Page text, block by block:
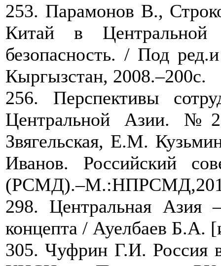
253. Парамонов В.,
Китай в Центральной
безопасность. / Под
Кыргызстан, 2008.–200с.
256. Перспективы
Центральной Азии.
Звягельская, Е.М.
Иванов. Российский
298. Центральная Азия
концепта / Ауелбаев Б.А.
305. Чуфрин Г.И. Россия